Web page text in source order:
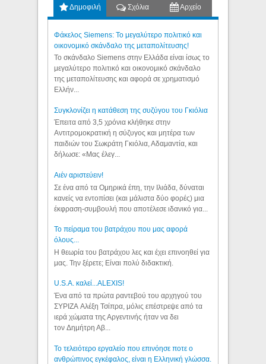
Δημοφιλή Σχόλια Αρχείο
Φάκελος Siemens: Το μεγαλύτερο πολιτικό και
οικονομικό σκάνδαλο της μεταπολίτευσης!
Το σκάνδαλο Siemens στην Ελλάδα είναι ίσως το
μεγαλύτερο πολιτικό και οικονομικό σκάνδαλο
της μεταπολίτευσης και αφορά σε χρηματισμό
Ελλήν...
Συγκλονίζει η κατάθεση της συζύγου του Γκιόλια
Έπειτα από 3,5 χρόνια κλήθηκε στην
Αντιτρομοκρατική η σύζυγος και μητέρα των
παιδιών του Σωκράτη Γκιόλια, Αδαμαντία, και
δήλωσε: «Μας έλεγ...
Aιέν αριστεύειν!
Σε ένα από τα Ομηρικά έπη, την Ιλιάδα, δύναται
κανείς να εντοπίσει (και μάλιστα δύο φορές) μια
έκφραση-συμβουλή που αποτέλεσε ιδανικό για...
Το πείραμα του βατράχου που μας αφορά
όλους...
Η θεωρία του βατράχου λες και έχει επινοηθεί για
μας. Την ξέρετε; Είναι πολύ διδακτική.
U.S.A. καλεί...ALEXIS!
Ένα από τα πρώτα ραντεβού του αρχηγού του
ΣΥΡΙΖΑ Αλέξη Τσίπρα, μόλις επέστρεψε από τα
ιερά χώματα της Αργεντινής ήταν να δει
τον Δημήτρη Αβ...
Το τελειότερο εργαλείο που επινόησε ποτε ο
ανθρώπινος εγκέφαλος, είναι η Ελληνική γλώσσα.